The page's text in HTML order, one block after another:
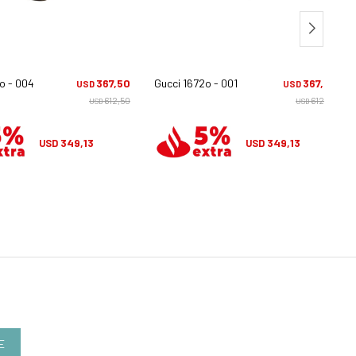
- 004 USD 367,50
USD612,50
USD 349,13
Gucci 1672o - 001 USD 367,50
USD612,50
USD 349,13